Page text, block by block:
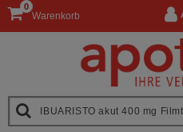
Warenkorb
0